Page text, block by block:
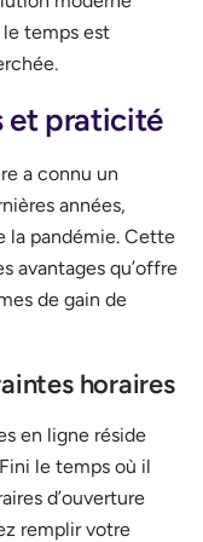
le temps est
et praticité
a connu un
années,
la pandémie. Cette
avantages qu’offre
de gain de
horaires
en ligne réside
le temps où il
d’ouverture
remplir votre